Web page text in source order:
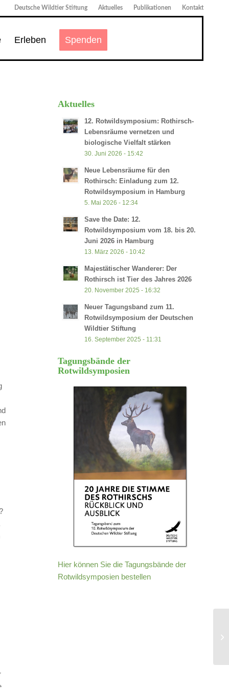
Deutsche Wildtier Stiftung Aktuelles Publikationen Kontakt
Erleben Spenden
Aktuelles
12. Rotwildsymposium: Rothirsch-
Lebensräume vernetzen und
biologische Vielfalt stärken
30. Juni 2026 - 15:42
Neue Lebensräume für den
Rothirsch: Einladung zum 12.
Rotwildsymposium in Hamburg
5. Mai 2026 - 12:34
Save the Date: 12.
Rotwildsymposium vom 18. bis 20.
Juni 2026 in Hamburg
13. März 2026 - 10:42
Majestätischer Wanderer: Der
Rothirsch ist Tier des Jahres 2026
20. November 2025 - 16:32
Neuer Tagungsband zum 11.
Rotwildsymposium der Deutschen
Wildtier Stiftung
16. September 2025 - 11:31
Tagungsbände der
Rotwildsymposien
Hier können Sie die Tagungsbände der
Rotwildsymposien bestellen